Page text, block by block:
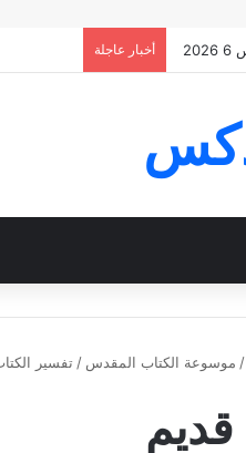
أخبار عاجلة
/ موسوعة الكتاب المقدس / تفسير